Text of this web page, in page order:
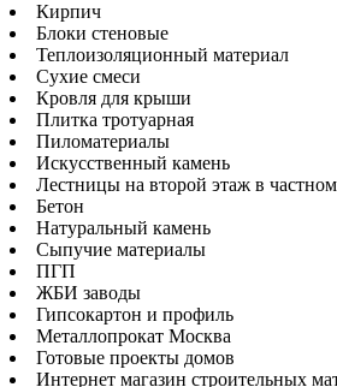
Кирпич
Блоки стеновые
Теплоизоляционный материал
Сухие смеси
Кровля для крыши
Плитка тротуарная
Пиломатериалы
Искусственный камень
Лестницы на второй этаж в
Бетон
Натуральный камень
Сыпучие материалы
ПГП
ЖБИ заводы
Гипсокартон и профиль
Металлопрокат Москва
Готовые проекты домов
Интернет магазин строительных